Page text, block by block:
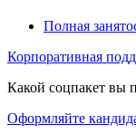
Полная
Корпоративная
Какой соцпакет вы
Оформляйте